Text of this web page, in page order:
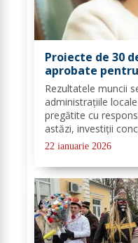
Proiecte de 30
aprobate
Rezultatele muncii
administrațiile
pregătite cu
astăzi, investiții
Botoșani. Acestea
22 ianuarie 2026